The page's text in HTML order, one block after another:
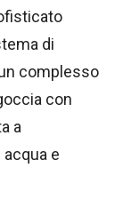
di
complesso
con
a
e